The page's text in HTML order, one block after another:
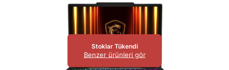
Stoklar Tükendi
Benzer ürünleri gör